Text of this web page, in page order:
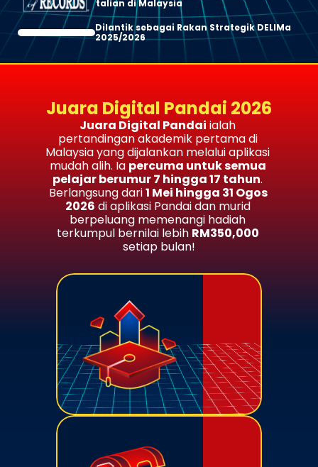
talian di Malaysia
Dilantik sebagai Rakan Strategik DELIMa
2025/2026
Juara Digital Pandai 2026
Juara Digital Pandai ialah
pertandingan akademik pertama di
Malaysia yang dijalankan melalui aplikasi
mudah alih. Ia percuma untuk semua
pelajar berumur 7 hingga 17 tahun.
Berlangsung dari 1 Mei hingga 31 Ogos
2026 di aplikasi Pandai dan murid
berpeluang memenangi hadiah
terkumpul bernilai lebih RM350,000
setiap bulan!